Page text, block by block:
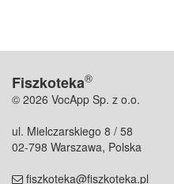
Fiszkoteka®
© 2026 VocApp Sp. z o.o.
ul. Mielczarskiego 8 / 58
02-798 Warszawa, Polska
fiszkoteka@fiszkoteka.pl